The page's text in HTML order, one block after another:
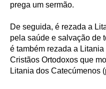
prega um sermão.
De seguida, é rezada a
pela saúde e salvação de
é também rezada a
Cristãos Ortodoxos que
Litania dos Catecúmenos